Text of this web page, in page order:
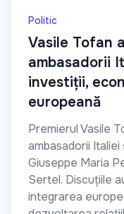
Politic
Vasile Tofan
ambasadorii
investiții,
europeană
Premierul Vasile
ambasadorii
Giuseppe Maria
Sertel. Discuțiile
integrarea